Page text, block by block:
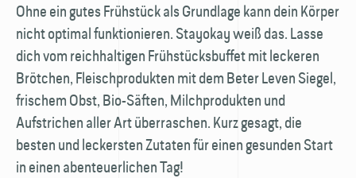
Ohne ein gutes Frühstück als Grundlage kann dein Körper
nicht optimal funktionieren. Stayokay weiß das. Lasse
dich vom reichhaltigen Frühstücks­buffet mit leckeren
Brötchen, Fleisch­produkten mit dem Beter Leven Siegel,
frischem Obst, Bio-Säften, Milchprodukten und
Aufstrichen aller Art überraschen. Kurz gesagt, die
besten und leckersten Zutaten für einen gesunden Start
in einen abenteuerlichen Tag!